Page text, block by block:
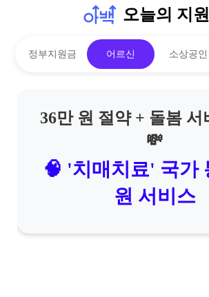
오늘의 지
정부지원금 어르신 소상공인
36만 원 절약 + 돌봄 서
💸
🧠 '치매치료' 국가
원 서비스